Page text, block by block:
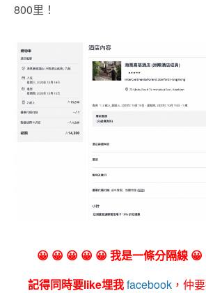
800里！
😀 😀 😀 😀 😀 我是一條分隔線
記得同時要like埋我facebook ，仲